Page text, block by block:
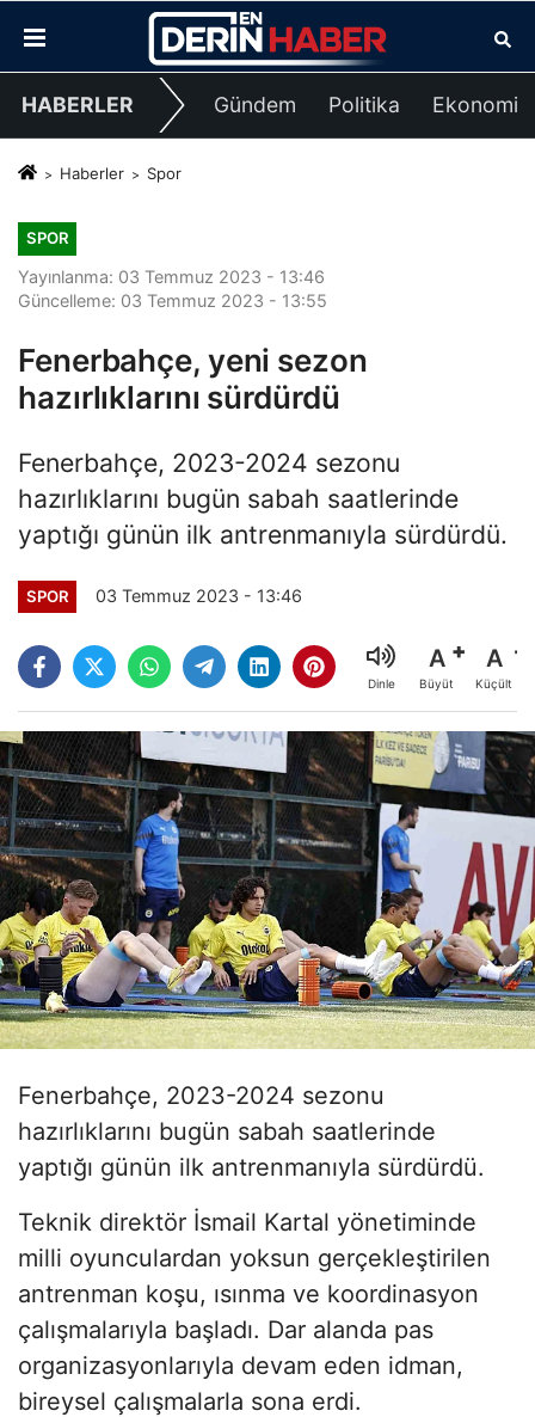
HABERLER Gündem Politika Ekonomi
Haberler Spor
SPOR
Yayınlanma: 03 Temmuz 2023 - 13:46
Güncelleme: 03 Temmuz 2023 - 13:55
Fenerbahçe, yeni sezon
hazırlıklarını sürdürdü
Fenerbahçe, 2023-2024 sezonu
hazırlıklarını bugün sabah saatlerinde
yaptığı günün ilk antrenmanıyla sürdürdü.
SPOR 03 Temmuz 2023 - 13:46
Dinle
A
Büyüt
A
Küçült
Fenerbahçe, 2023-2024 sezonu
hazırlıklarını bugün sabah saatlerinde
yaptığı günün ilk antrenmanıyla sürdürdü.
Teknik direktör İsmail Kartal yönetiminde
milli oyunculardan yoksun gerçekleştirilen
antrenman koşu, ısınma ve koordinasyon
çalışmalarıyla başladı. Dar alanda pas
organizasyonlarıyla devam eden idman,
bireysel çalışmalarla sona erdi.